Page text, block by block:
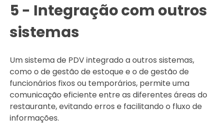
5 - Integração com outros
sistemas
Um sistema de PDV integrado a outros sistemas,
como o de gestão de estoque e o de gestão de
funcionários fixos ou temporários, permite uma
comunicação eficiente entre as diferentes áreas do
restaurante, evitando erros e facilitando o fluxo de
informações.